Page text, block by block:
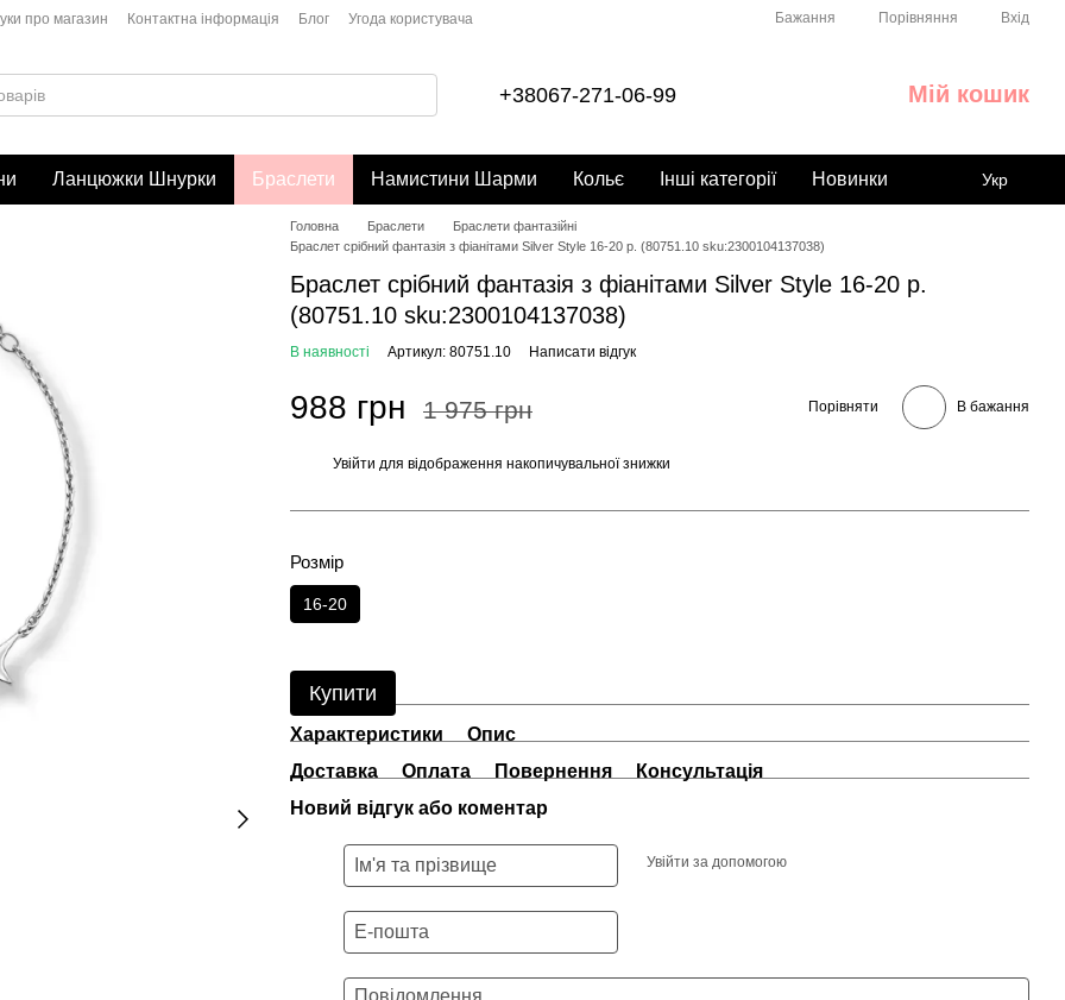
про магазин Контактна інформація Блог Угода користувача Бажання Порівняння Вхід
+38067-271-06-99 Мій кошик
Ланцюжки Шнурки Браслети Намистини Шарми Кольє Інші категорії Новинки Укр
Головна Браслети
Браслети фантазійні
Браслет срібний фантазія з фіанітами Silver Style 16-20 р. (80751.10 sku:2300104137038)
Браслет срібний фантазія з фіанітами Silver Style 16-20 р.
(80751.10 sku:2300104137038)
В наявності Артикул: 80751.10 Написати відгук
988 грн 1 975 грн Порівняти В бажання
Увійти для відображення накопичувальної знижки
Розмір
16-20
Купити
Характеристики
Опис
Доставка
Оплата Повернення
Консультація
Новий відгук або коментар
Увійти за допомогою